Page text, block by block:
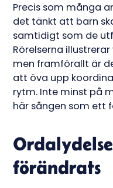
Precis som många
det tänkt att barn
samtidigt som de
Rörelserna
men framförallt är
att öva upp
rytm. Inte minst på
här sången som ett
förändrats